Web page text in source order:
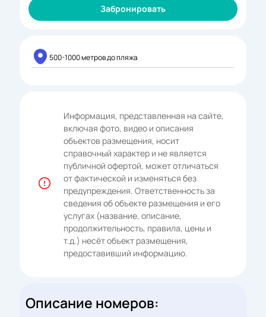
Забронировать
500-1000 метров до пляжа
Информация, представленная на сайте,
включая фото, видео и описания
объектов размещения, носит
справочный характер и не является
публичной офертой, может отличаться
от фактической и изменяться без
предупреждения. Ответственность за
сведения об объекте размещения и его
услугах (название, описание,
продолжительность, правила, цены и
т.д.) несёт объект размещения,
предоставивший информацию.
Описание номеров: